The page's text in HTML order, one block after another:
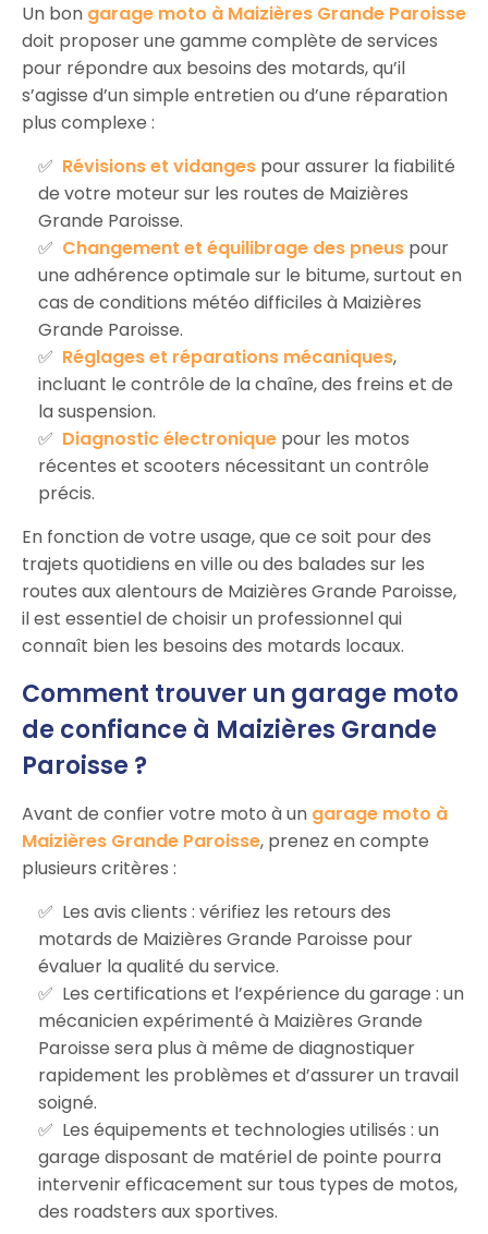
Un bon garage moto à Maizières Grande Paroisse
doit proposer une gamme complète de services
pour répondre aux besoins des motards, qu’il
s’agisse d’un simple entretien ou d’une réparation
plus complexe :
Révisions et vidanges pour assurer la fiabilité
de votre moteur sur les routes de Maizières
Grande Paroisse.
Changement et équilibrage des pneus pour
une adhérence optimale sur le bitume, surtout en
cas de conditions météo difficiles à Maizières
Grande Paroisse.
Réglages et réparations mécaniques,
incluant le contrôle de la chaîne, des freins et de
la suspension.
Diagnostic électronique pour les motos
récentes et scooters nécessitant un contrôle
précis.
En fonction de votre usage, que ce soit pour des
trajets quotidiens en ville ou des balades sur les
routes aux alentours de Maizières Grande Paroisse,
il est essentiel de choisir un professionnel qui
connaît bien les besoins des motards locaux.
Comment trouver un garage moto
de confiance à Maizières Grande
Paroisse ?
Avant de confier votre moto à un garage moto à
Maizières Grande Paroisse, prenez en compte
plusieurs critères :
Les avis clients : vérifiez les retours des
motards de Maizières Grande Paroisse pour
évaluer la qualité du service.
Les certifications et l’expérience du garage : un
mécanicien expérimenté à Maizières Grande
Paroisse sera plus à même de diagnostiquer
rapidement les problèmes et d’assurer un travail
soigné.
Les équipements et technologies utilisés : un
garage disposant de matériel de pointe pourra
intervenir efficacement sur tous types de motos,
des roadsters aux sportives.